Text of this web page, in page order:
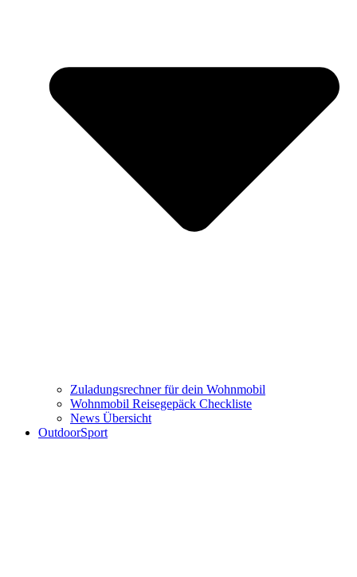
Zuladungsrechner für dein Wohnmobil
Wohnmobil Reisegepäck Checkliste
News Übersicht
OutdoorSport